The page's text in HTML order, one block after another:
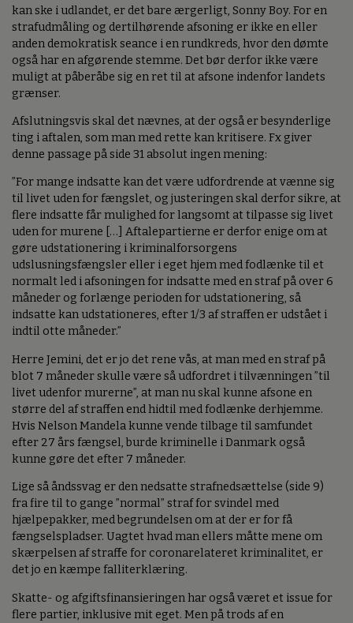
kan ske i udlandet, er det bare ærgerligt, Sonny Boy. For en
strafudmåling og dertilhørende afsoning er ikke en eller
anden demokratisk seance i en rundkreds, hvor den dømte
også har en afgørende stemme. Det bør derfor ikke være
muligt at påberåbe sig en ret til at afsone indenfor landets
grænser.
Afslutningsvis skal det nævnes, at der også er besynderlige
ting i aftalen, som man med rette kan kritisere. Fx giver
denne passage på side 31 absolut ingen mening:
”For mange indsatte kan det være udfordrende at vænne sig
til livet uden for fængslet, og justeringen skal derfor sikre, at
flere indsatte får mulighed for langsomt at tilpasse sig livet
uden for murene […] Aftalepartierne er derfor enige om at
gøre udstationering i kriminalforsorgens
udslusningsfængsler eller i eget hjem med fodlænke til et
normalt led i afsoningen for indsatte med en straf på over 6
måneder og forlænge perioden for udstationering, så
indsatte kan udstationeres, efter 1/3 af straffen er udstået i
indtil otte måneder.”
Herre Jemini, det er jo det rene vås, at man med en straf på
blot 7 måneder skulle være så udfordret i tilvænningen ”til
livet udenfor murerne”, at man nu skal kunne afsone en
større del af straffen end hidtil med fodlænke derhjemme.
Hvis Nelson Mandela kunne vende tilbage til samfundet
efter 27 års fængsel, burde kriminelle i Danmark også
kunne gøre det efter 7 måneder.
Lige så åndssvag er den nedsatte strafnedsættelse (side 9)
fra fire til to gange ”normal” straf for svindel med
hjælpepakker, med begrundelsen om at der er for få
fængselspladser. Uagtet hvad man ellers måtte mene om
skærpelsen af straffe for coronarelateret kriminalitet, er
det jo en kæmpe falliterklæring.
Skatte- og afgiftsfinansieringen har også været et issue for
flere partier, inklusive mit eget. Men på trods af en